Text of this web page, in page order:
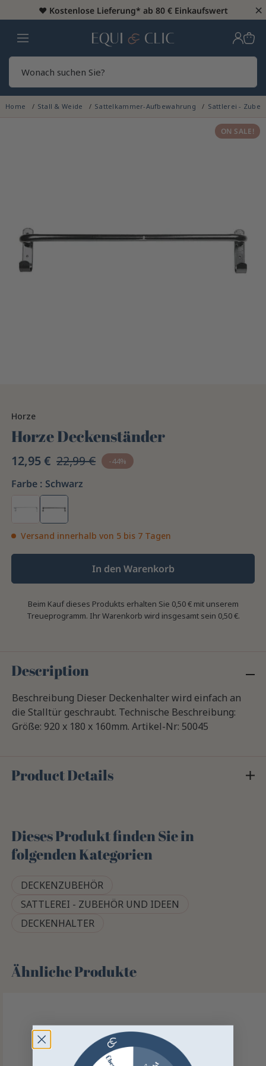
♥️ Kostenlose Lieferung* ab 80 € Einkaufswert ×
Heim
Home Stall & Weide Sattelkammer-Aufbewahrung Sattlerei -
ON SALE!
Horze
Horze Deckenständer
12,95 € 22,99 € -44%
Farbe : Schwarz
Versand innerhalb von 5 bis 7 Tagen
In den Warenkorb
Beim Kauf dieses Produkts erhalten Sie 0,50 €mit unserem
Treueprogramm. Ihr Warenkorb wird insgesamt sein 0,50 €.
Description
Beschreibung Dieser Deckenhalter wird einfach an
die Stalltür geschraubt. Technische Beschreibung:
Größe: 920 x 180 x 160mm. Artikel-Nr: 50045
Product Details
Dieses Produkt finden Sie in
folgenden Kategorien
DECKENZUBEHÖR
SATTLEREI - ZUBEHÖR UND IDEEN
DECKENHALTER
Ähnliche Produkte